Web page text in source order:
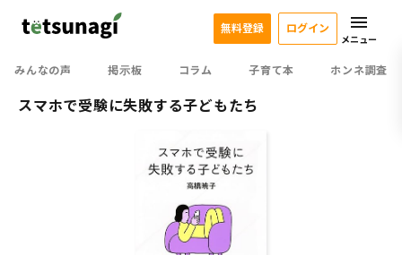
みんなの声 掲示板 コラム 子育て本 ホンネ調査
無料登録 ログイン
メニュー
スマホで受験に失敗する子どもたち